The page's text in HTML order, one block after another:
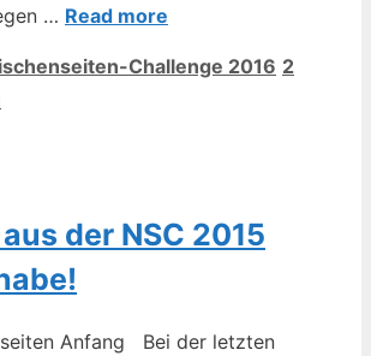
… Read more
Challenge 2016 2
der NSC 2015
Anfang Bei der letzten